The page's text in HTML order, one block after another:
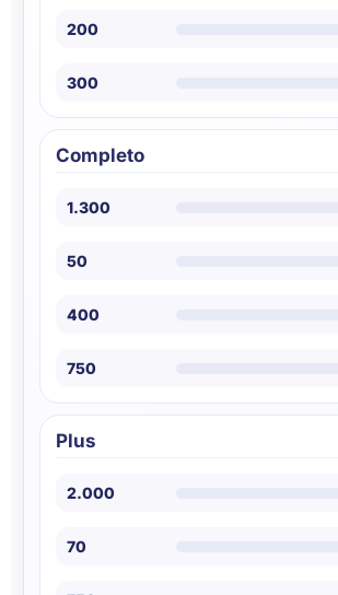
200
300
Completo
1.300
50
400
750
Plus
2.000
70